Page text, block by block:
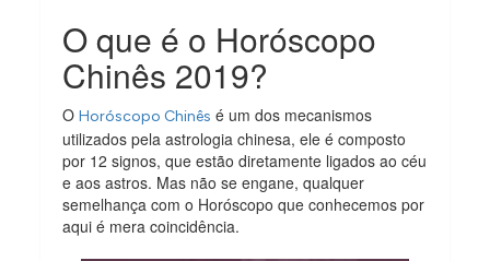
O que é o Horóscopo
Chinês 2019?
OHoróscopo Chinês é um dos mecanismos
utilizados pela astrologia chinesa, ele é composto
por 12 signos, que estão diretamente ligados ao céu
e aos astros. Mas não se engane, qualquer
semelhança com o Horóscopo que conhecemos por
aqui é mera coincidência.